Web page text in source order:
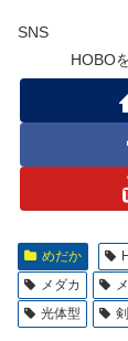
SNS
HOBO
めだか
メダカ
光体型
剣